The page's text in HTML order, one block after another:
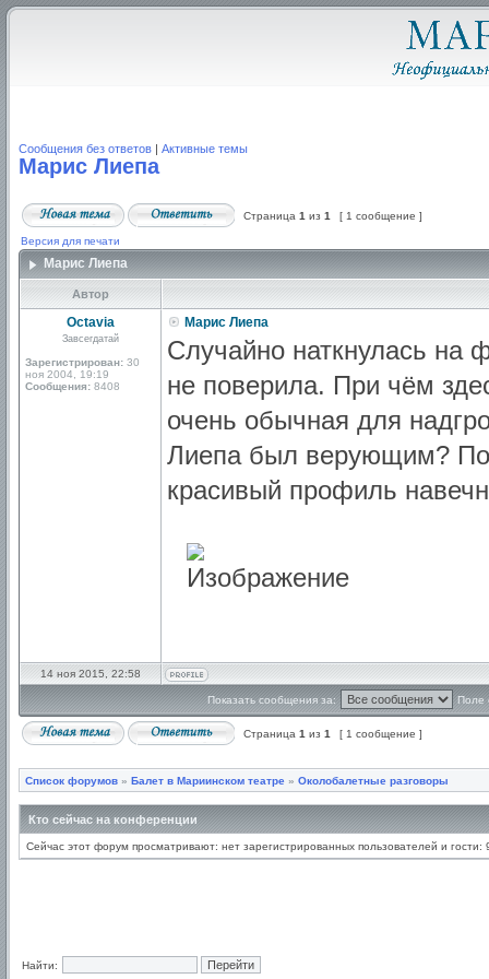
Сообщения без ответов | Активные темы
Марис Лиепа
Страница 1 из 1 [ 1 сообщение ]
Версия для печати
Марис Лиепа
Автор
Octavia
Завсегдатай
Зарегистрирован: 30
ноя 2004, 19:19
Сообщения: 8408
Марис Лиепа
Случайно наткнулась на
не поверила. При чём
очень обычная для
Лиепа был верующим?
красивый профиль
14 ноя 2015, 22:58
Показать сообщения за: Поле
Страница 1 из 1 [ 1 сообщение ]
Список форумов » Балет в Мариинском театре » Околобалетные разговоры
Кто сейчас на конференции
Сейчас этот форум просматривают: нет зарегистрированных пользователей и гости:
Найти: